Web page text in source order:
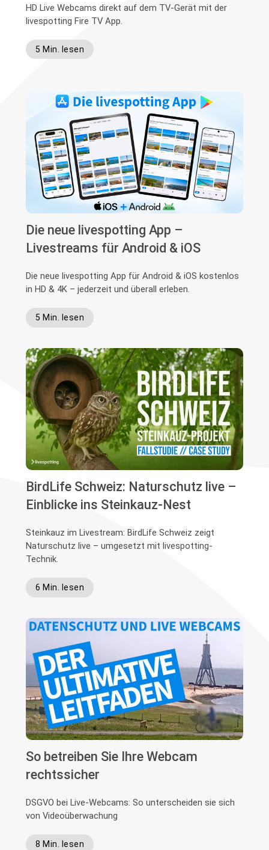
HD Live Webcams direkt auf dem TV-Gerät mit der
livespotting Fire TV App.
5 Min. lesen
Die neue livespotting App –
Livestreams für Android & iOS
Die neue livespotting App für Android & iOS kostenlos
in HD & 4K – jederzeit und überall erleben.
5 Min. lesen
BirdLife Schweiz: Naturschutz live –
Einblicke ins Steinkauz-Nest
Steinkauz im Livestream: BirdLife Schweiz zeigt
Naturschutz live – umgesetzt mit livespotting-
Technik.
6 Min. lesen
So betreiben Sie Ihre Webcam
rechtssicher
DSGVO bei Live-Webcams: So unterscheiden sie sich
von Videoüberwachung
8 Min. lesen